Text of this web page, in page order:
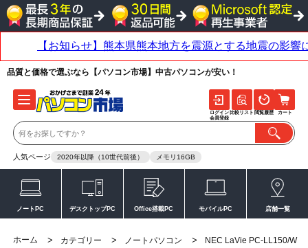
品質と価格で選ぶなら【パソコン市場】中古パソコンが安い！
人気ページ 2020年以降（10世代前後） メモリ16GB
ログイン
会員登録
比較リスト 閲覧履歴 カート
ノートPC デスクトップPC Office搭載PC モバイルPC 店舗一覧
ホーム > カテゴリー > ノートパソコン >
NEC LaVie PC-LL150/W